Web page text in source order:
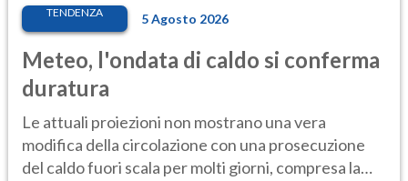
TENDENZA 5 Agosto 2026
Meteo, l'ondata di caldo si conferma
duratura
Le attuali proiezioni non mostrano una vera
modifica della circolazione con una prosecuzione
del caldo fuori scala per molti giorni, compresa la